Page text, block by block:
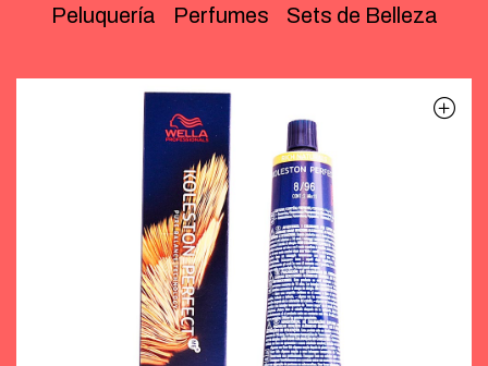
Peluquería
Perfumes Sets de Belleza